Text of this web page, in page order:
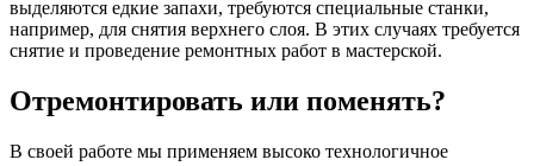
выделяются едкие запахи, требуются специальные станки,
например, для снятия верхнего слоя. В этих случаях требуется
снятие и проведение ремонтных работ в мастерской.
Отремонтировать или поменять?
В своей работе мы применяем высоко технологичное